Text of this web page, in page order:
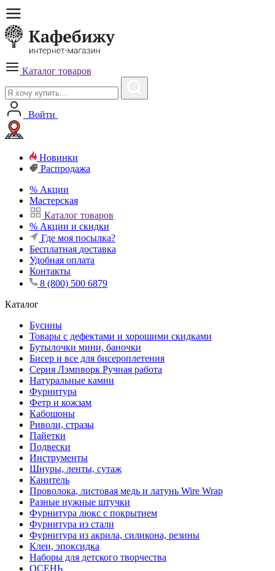
Каталог товаров
Войти
Новинки
Распродажа
% Акции
Мастерская
Каталог товаров
% Акции и скидки
Где моя посылка?
Бесплатная доставка
Удобная оплата
Контакты
8 (800) 500 6879
Каталог
Бусины
Товары с дефектами и хорошими скидками
Бутылочки мини, баночки
Бисер и все для бисероплетения
Серия Лэмпворк Ручная работа
Натуральные камни
Фурнитура
Фетр и кожзам
Кабошоны
Риволи, стразы
Пайетки
Подвески
Инструменты
Шнуры, ленты, сутаж
Канитель
Проволока, листовая медь и латунь Wire Wrap
Разные нужные штучки
Фурнитура люкс с покрытием
Фурнитура из стали
Фурнитура из акрила, силикона, резины
Клеи, эпоксидка
Наборы для детского творчества
ОСЕНЬ